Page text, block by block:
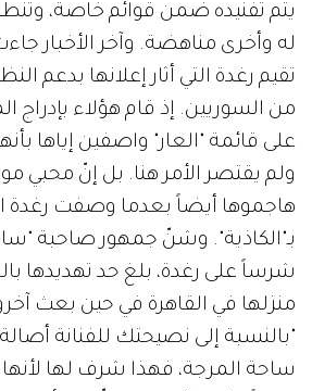
يتم تفنيده ضمن قوائم خاصة،
له وأخرى مناهضة. وآخر الأخبار
تقيم رغدة التي أثار إعلانها بدعم
من السوريين. إذ قام هؤلاء بإدراج
على قائمة "العار" واصفين إياها
ولم يقتصر الأمر هنا. بل إنّ محبي
هاجموها أيضاً بعدما وصفت رغدة
بـ"الكاذبة". وشنّ جمهور صاحبة
شرساً على رغدة، بلغ حد تهديدها
منزلها في القاهرة في حين بعث
"بالنسبة إلى نصيحتك للفنانة
ساحة المرجة، فهذا شرف لها